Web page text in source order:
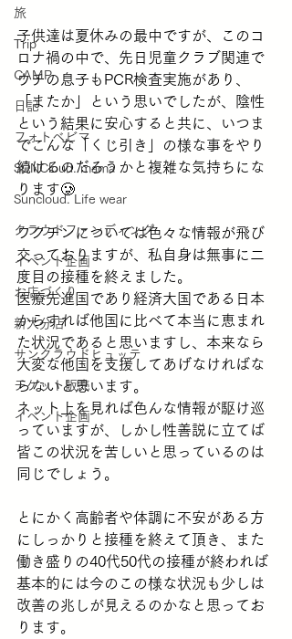
旅
Trip
CAMP
日記
フォトベビマ
SUNCloud. mama
Suncloud. Life wear
クラウドファンディング
イベント企画
お店づくり
新大分店
サンクラウドヒュッテ
チケット販売
イベント企画
子供達は夏休みの最中ですが、このコ
ロナ禍の中で、先日児童クラブ関連で
ウチの息子もPCR検査実施があり、
「またか」という思いでしたが、陰性
という結果に安心すると共に、いつま
でこんな「くじ引き」の様な事をやり
続けるのだろうかと複雑な気持ちにな
ります🥲
ワクチンについては色々な情報が飛び
交っておりますが、私自身は無事に二
度目の接種を終えました。
医療先進国であり経済大国である日本
からすれば他国に比べて本当に恵まれ
た状況であると思いますし、本来なら
大変な他国を支援してあげなければな
らないと思います。
ネット上を見れば色んな情報が駆け巡
っていますが、しかし性善説に立てば
皆この状況を苦しいと思っているのは
同じでしょう。
とにかく高齢者や体調に不安がある方
にしっかりと接種を終えて頂き、また
働き盛りの40代50代の接種が終われば
基本的には今のこの様な状況も少しは
改善の兆しが見えるのかなと思ってお
ります。